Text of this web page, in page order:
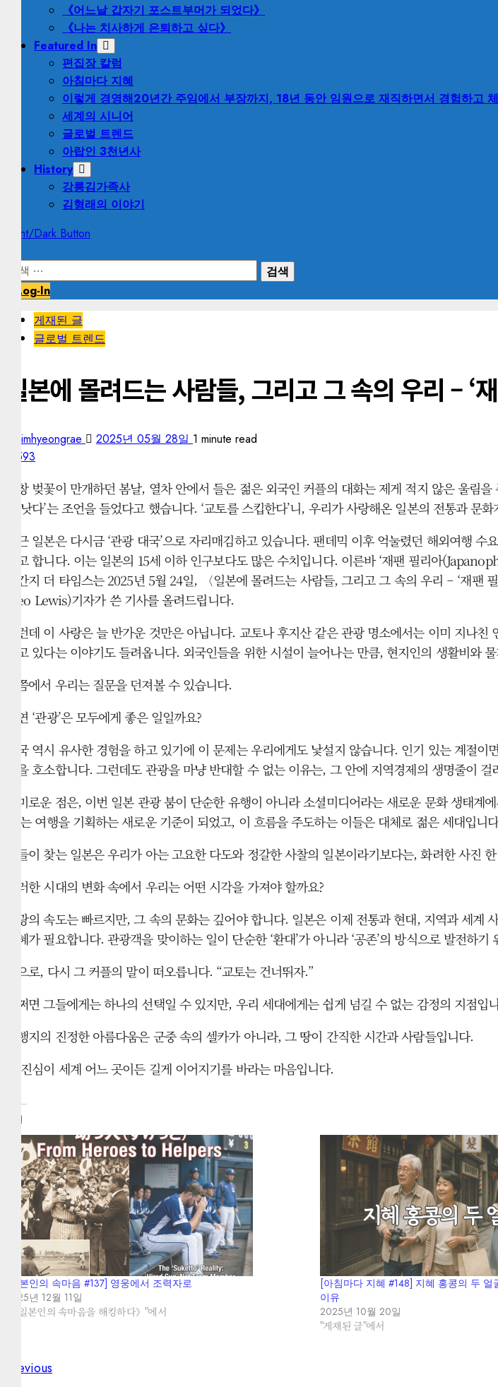
《어느날 갑자기 포스트부머가 되었다》
《나는 치사하게 은퇴하고 싶다》
Featured In
편집장 칼럼
아침마다 지혜
이렇게 경영해20년간 주임에서 부장까지, 18년 동안 임원으로 재직하면서 경험하고
세계의 시니어
글로벌 트렌드
아랍인 3천년사
History
강릉김가족사
김형래의 이야기
Light/Dark Button
Log-In
게재된 글
글로벌 트렌드
일본에 몰려드는 사람들, 그리고 그 속의 우리 – ‘
kimhyeongrae 2025년 05월 28일 1 minute read
593
한창 벚꽃이 만개하던 봄날, 열차 안에서 들은 젊은 외국인 커플의 대화는 제게 적지 않은 울림
이 낫다’는 조언을 들었다고 했습니다. ‘교토를 스킵한다’니, 우리가 사랑해온 일본의 전통과
최근 일본은 다시금 ‘관광 대국’으로 자리매김하고 있습니다. 팬데믹 이후 억눌렸던 해외여행
다고 합니다. 이는 일본의 15세 이하 인구보다도 많은 수치입니다. 이른바 ‘재팬 필리아
일간지 더 타임스는 2025년 5월 24일, 〈일본에 몰려드는 사람들, 그리고 그 속의 우리 – ‘
(Leo Lewis)기자가 쓴 기사를 올려드립니다.
그런데 이 사랑은 늘 반가운 것만은 아닙니다. 교토나 후지산 같은 관광 명소에서는 이미 지나
지고 있다는 이야기도 들려옵니다. 외국인들을 위한 시설이 늘어나는 만큼, 현지인의 생활비와
이쯤에서 우리는 질문을 던져볼 수 있습니다.
과연 ‘관광’은 모두에게 좋은 일일까요?
한국 역시 유사한 경험을 하고 있기에 이 문제는 우리에게도 낯설지 않습니다. 인기 있는 계절
함을 호소합니다. 그런데도 관광을 마냥 반대할 수 없는 이유는, 그 안에 지역경제의 생명줄이
흥미로운 점은, 이번 일본 관광 붐이 단순한 유행이 아니라 소셜미디어라는 새로운 문화 생태
소’는 여행을 기획하는 새로운 기준이 되었고, 이 흐름을 주도하는 이들은 대체로 젊은 세대입니
그들이 찾는 일본은 우리가 아는 고요한 다도와 정갈한 사찰의 일본이라기보다는, 화려한 사진
이러한 시대의 변화 속에서 우리는 어떤 시각을 가져야 할까요?
관광의 속도는 빠르지만, 그 속의 문화는 깊어야 합니다. 일본은 이제 전통과 현대, 지역과 세
지혜가 필요합니다. 관광객을 맞이하는 일이 단순한 ‘환대’가 아니라 ‘공존’의 방식으로 발전하
끝으로, 다시 그 커플의 말이 떠오릅니다. “교토는 건너뛰자.”
어쩌면 그들에게는 하나의 선택일 수 있지만, 우리 세대에게는 쉽게 넘길 수 없는 감정의 지점입
여행지의 진정한 아름다움은 군중 속의 셀카가 아니라, 그 땅이 간직한 시간과 사람들입니다.
그 진심이 세계 어느 곳이든 길게 이어지기를 바라는 마음입니다.
관련
[일본인의 속마음 #137] 영웅에서 조력자로
2025년 12월 11일
"《일본인의 속마음을 해킹하다》"에서
[아침마다 지혜 #148] 지혜 홍콩의 두
이유
2025년 10월 20일
"게재된 글"에서
Post
Previous